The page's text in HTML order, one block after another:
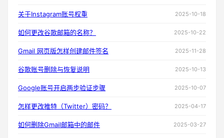
关于Instagram账号权重 2025-10-18
如何更改谷歌邮箱的名称？ 2025-10-22
Gmail 网页版怎样创建邮件签名 2025-11-28
谷歌账号删除与恢复说明 2025-10-13
Google账号开启两步验证步骤 2025-10-07
怎样更改推特（Twitter）密码？ 2025-04-17
如何删除Gmail邮箱中的邮件 2025-03-27